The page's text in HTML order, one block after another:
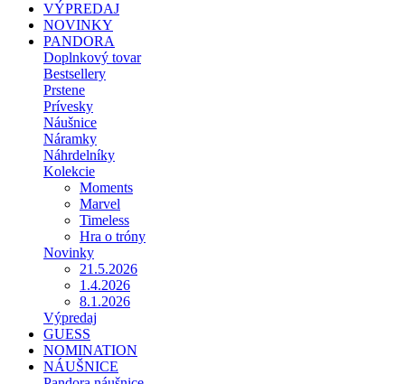
VÝPREDAJ
NOVINKY
PANDORA
Doplnkový tovar
Bestsellery
Prstene
Prívesky
Náušnice
Náramky
Náhrdelníky
Kolekcie
Moments
Marvel
Timeless
Hra o tróny
Novinky
21.5.2026
1.4.2026
8.1.2026
Výpredaj
GUESS
NOMINATION
NÁUŠNICE